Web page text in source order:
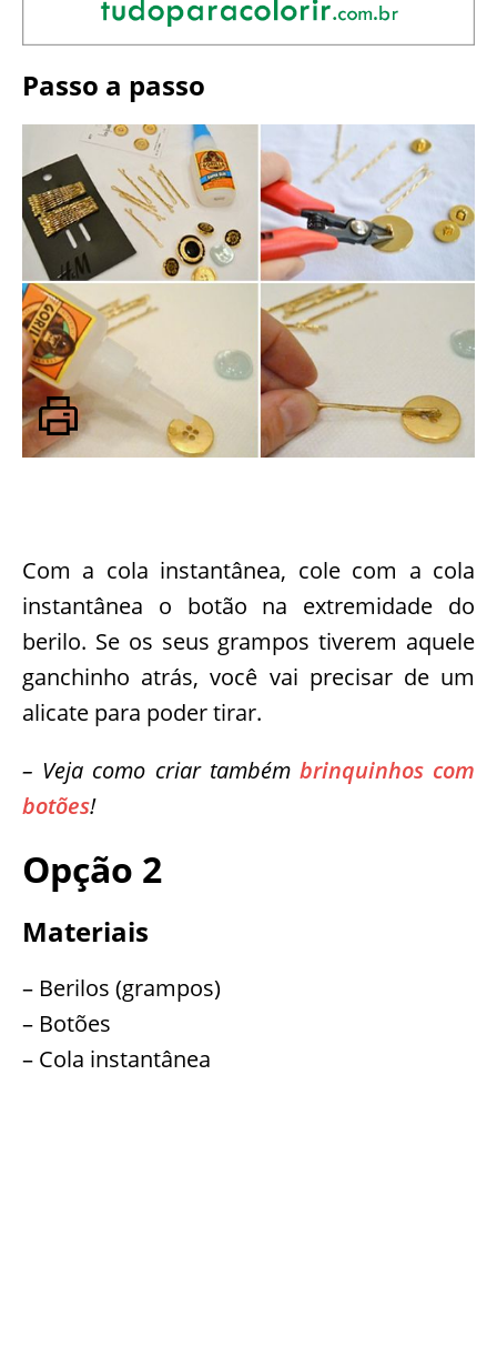
Passo a passo
Com a cola instantânea, cole com a cola
instantânea o botão na extremidade do
berilo. Se os seus grampos tiverem aquele
ganchinho atrás, você vai precisar de um
alicate para poder tirar.
– Veja como criar também brinquinhos com
botões!
Opção 2
Materiais
– Berilos (grampos)
– Botões
– Cola instantânea